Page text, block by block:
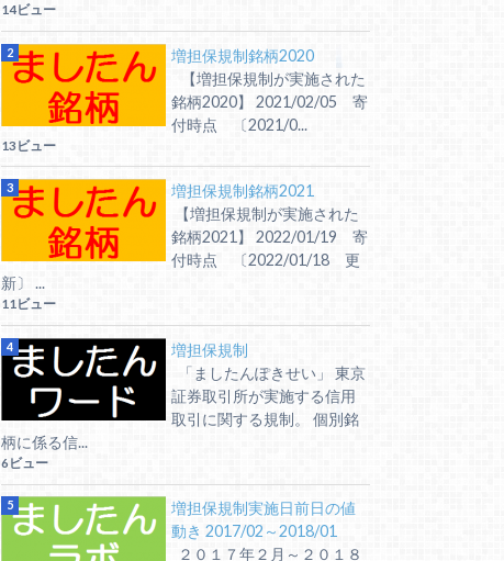
14ビュー
増担保規制銘柄2020
【増担保規制が実施された
銘柄2020】 2021/02/05 寄
付時点 〔2021/0...
13ビュー
増担保規制銘柄2021
【増担保規制が実施された
銘柄2021】 2022/01/19 寄
付時点 〔2022/01/18 更
新〕 ...
11ビュー
増担保規制
「ましたんぽきせい」 東京
証券取引所が実施する信用
取引に関する規制。 個別銘
柄に係る信...
6ビュー
増担保規制実施日前日の値
動き 2017/02～2018/01
２０１７年２月～２０１８